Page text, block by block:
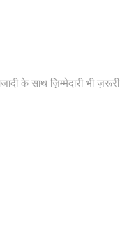
के साथ ज़िम्मेदारी भी ज़रूरी